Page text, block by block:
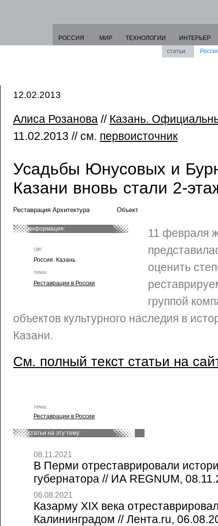
РОССИЯ МИР ТЕХНОЛОГИИ
ИНТЕРЬЕР
статьи
12.02.2013
Алиса Розанова // Казань.
11.02.2013 // см. первоисточник
Усадьбы Юнусовых и
Казани вновь стали 2-
Реставрация Архитектура Объект
информация:
где:
Россия. Казань
тема:
Реставрации в России
11 февраля
оценить
группой
объектов культурного наследия в
Казани.
См. полный текст статьи на
тема:
Реставрации в России
статьи на эту тему:
08.11.2021
В Перми отреставрировали
губернатора // ИА REGNUM,
06.08.2021
Казарму XIX века
Калининградом // Лента.ru,